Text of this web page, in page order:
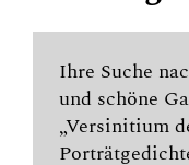
Ihre Suche
und schöne
„Versinitium